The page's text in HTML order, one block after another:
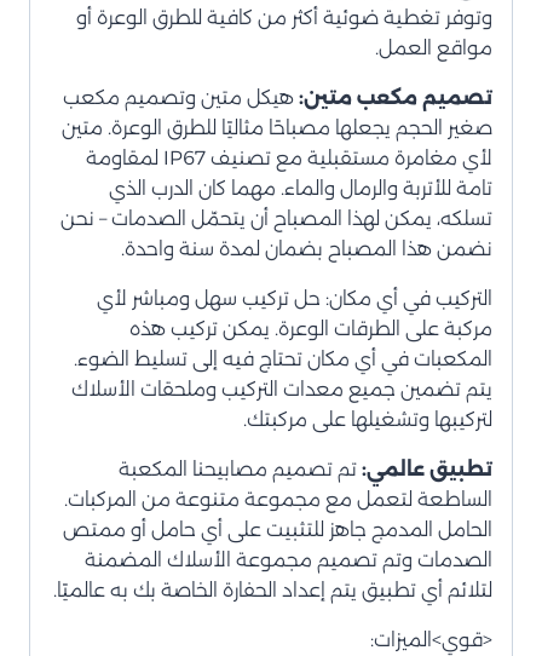
وتوفر تغطية ضوئية أكثر من كافية للطرق الوعرة أو
مواقع العمل.
تصميم مكعب متين: هيكل متين وتصميم مكعب
صغير الحجم يجعلها مصباحًا مثاليًا للطرق الوعرة. متين
لأي مغامرة مستقبلية مع تصنيف IP67 لمقاومة
تامة للأتربة والرمال والماء. مهما كان الدرب الذي
تسلكه، يمكن لهذا المصباح أن يتحمّل الصدمات – نحن
نضمن هذا المصباح بضمان لمدة سنة واحدة.
التركيب في أي مكان: حل تركيب سهل ومباشر لأي
مركبة على الطرقات الوعرة. يمكن تركيب هذه
المكعبات في أي مكان تحتاج فيه إلى تسليط الضوء.
يتم تضمين جميع معدات التركيب وملحقات الأسلاك
لتركيبها وتشغيلها على مركبتك.
تطبيق عالمي: تم تصميم مصابيحنا المكعبة
الساطعة لتعمل مع مجموعة متنوعة من المركبات.
الحامل المدمج جاهز للتثبيت على أي حامل أو ممتص
الصدمات وتم تصميم مجموعة الأسلاك المضمنة
لتلائم أي تطبيق يتم إعداد الحفارة الخاصة بك به عالميًا.
<قوي>الميزات: